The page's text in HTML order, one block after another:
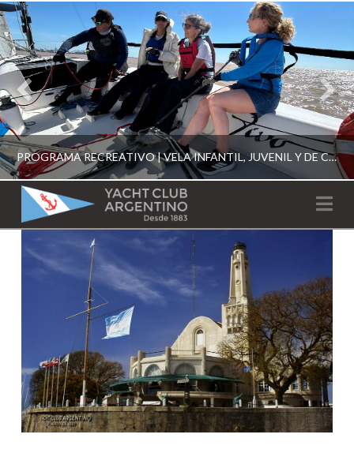
PROGRAMA RECREATIVO | VELA INFANTIL, JUVENIL Y DE CRUCERO 2026
YCA
ESCUELA RECREATIVA 2026
YACHT
CLUB
ARGENTINO